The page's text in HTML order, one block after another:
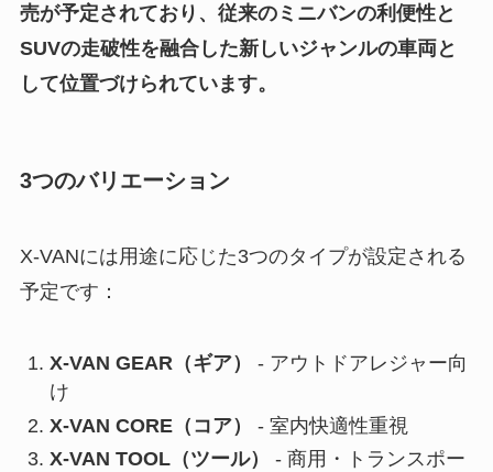
売が予定されており、従来のミニバンの利便性と
SUVの走破性を融合した新しいジャンルの車両と
して位置づけられています。
3つのバリエーション
X-VANには用途に応じた3つのタイプが設定される
予定です：
X-VAN GEAR（ギア）
- アウトドアレジャー向
け
X-VAN CORE（コア）
- 室内快適性重視
X-VAN TOOL（ツール）
- 商用・トランスポー